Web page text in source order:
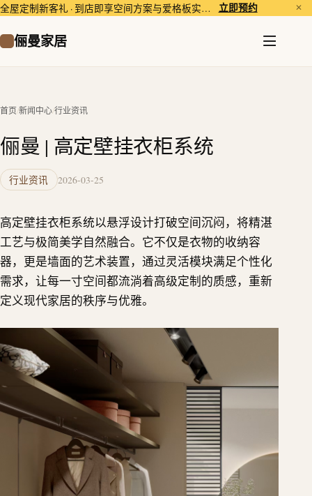
全屋定制新客礼 · 到店即享空间方案与爱格板实样体验。 立即预约 ✕
俪曼家居
首页/新闻中心/行业资讯
俪曼 | 高定壁挂衣柜系统
行业资讯 2026-03-25
高定壁挂衣柜系统以悬浮设计打破空间沉闷，将精湛
工艺与极简美学自然融合。它不仅是衣物的收纳容
器，更是墙面的艺术装置，通过灵活模块满足个性化
需求，让每一寸空间都流淌着高级定制的质感，重新
定义现代家居的秩序与优雅。